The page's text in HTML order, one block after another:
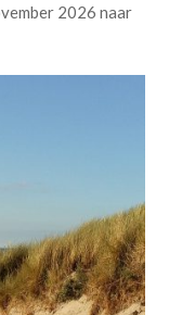
2026 naar